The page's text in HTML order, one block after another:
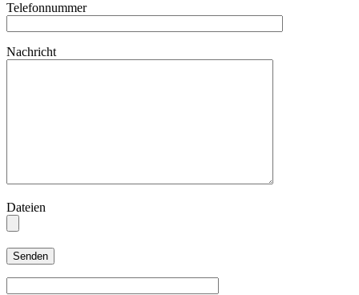
Telefonnummer
Nachricht
Dateien